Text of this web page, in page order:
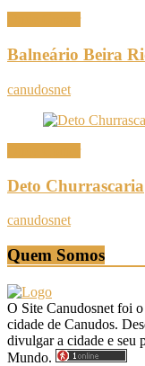
Balneário Beira
canudosnet
Deto Churrascaria
canudosnet
Quem Somos
O Site Canudosnet foi
cidade de Canudos.
divulgar a cidade e seu
Mundo.